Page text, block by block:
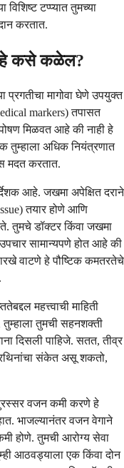
टप्प्यात तुमच्या
करतात.
हे कसे कळेल?
प्रगतीचा मागोवा घेणे उपयुक्त
markers) तपासत
मिळवत आहे की नाही हे
तुम्हाला अधिक नियंत्रणात
मदत करतात.
आहे. जखमा अपेक्षित दराने
तयार होणे आणि
तुमचे डॉक्टर किंवा जखमा
सामान्यपणे होत आहे की
वाटणे हे पौष्टिक कमतरतेचे
महत्त्वाची माहिती
तुम्हाला तुमची सहनशक्ती
दिसली पाहिजे. सतत, तीव्र
संकेत असू शकतो,
वजन कमी करणे हे
भाजल्यानंतर वजन वेगाने
होणे. तुमची आरोग्य सेवा
आठवड्याला एक किंवा दोन